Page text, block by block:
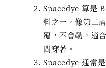
Spacedye 算是
料之一，像第二
覆，不會勒，適
間穿著。
Spacedye 通常是